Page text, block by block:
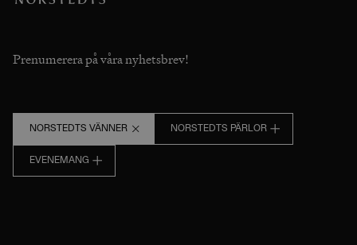
Prenumerera på våra nyhetsbrev!
NORSTEDTS VÄNNER NORSTEDTS PÄRLOR
EVENEMANG